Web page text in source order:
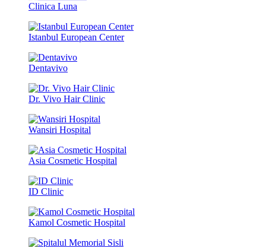
Clinica Luna
Istanbul European Center
Dentavivo
Dr. Vivo Hair Clinic
Wansiri Hospital
Asia Cosmetic Hospital
ID Clinic
Kamol Cosmetic Hospital